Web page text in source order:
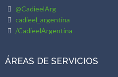
@CadieelArg
cadieel_argentina
/CadieelArgentina
ÁREAS DE SERVICIOS